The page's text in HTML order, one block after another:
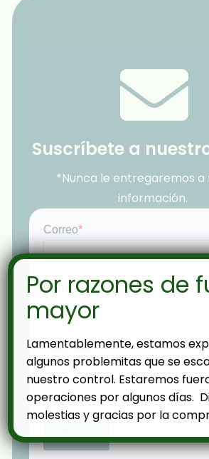
Suscríbete a
*Nunca le entregaremos a
información.
Por razones de
mayor
Lamentablemente, estamos
algunos problemitas que se
nuestro control. Estaremos
operaciones por algunos días.
molestias y gracias por la